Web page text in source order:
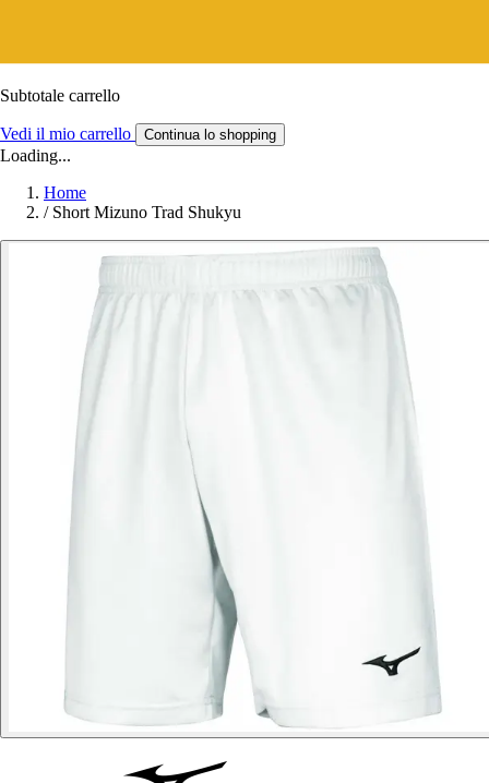
Subtotale carrello
Vedi il mio carrello Continua lo shopping
Loading...
Home
/ Short Mizuno Trad Shukyu